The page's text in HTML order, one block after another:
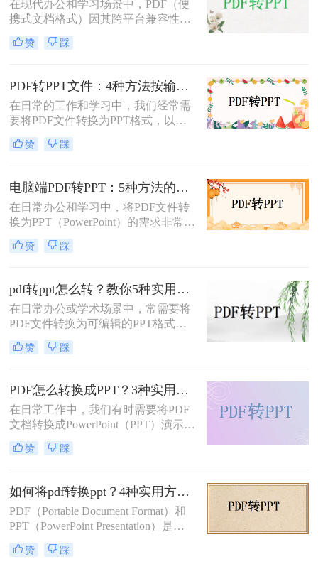
转换成ppt怎么做呢？本文将详细介绍
几种将PDF转换为PPT的方法。
在现代办公和学习场景中，PDF（便
携式文档格式）因其跨平台兼容性和
内容稳定性而广泛使用。然而，在某
些情况下，我们可能需要将PDF文件
以便于编辑、演示或分享。那么PDF
如何转ppt呢？本文将详细介绍几种常
用的PDF转PPT的方法。
赞 踩
PDF转PPT文件：4种方法按输出格式（pptx/ppt）和页数选择!
在日常的工作和学习中，我们经常需
要将PDF文件转换为PPT格式，以便
进行演示或编辑。那么如何将pdf转换
成ppt文件呢？本文将介绍四种常用的
赞 踩
电脑端PDF转PPT：5种方法的安装配置和操作差异！
在日常办公和学习中，将PDF文件转
换为PPT（PowerPoint）的需求非常普
遍。无论是为了制作演示文稿、分享
资料还是教学用途，掌握高效的PDF
脑pdf如何转化为ppt呢？本文将详细
介绍五种将PDF转换成PPT的方法，
帮助您轻松应对各种需求。
赞 踩
pdf转ppt怎么转？教你5种实用的方法！
在日常办公或学术场景中，常需要将
PDF文件转换为可编辑的PPT格式。
那么pdf转ppt怎么转呢？本文整理了5
种主流方法，从工具选择到操作细节
赞 踩
PDF怎么转换成PPT？3种实用方法详解！
在日常工作中，我们有时需要将PDF
文档转换成PowerPoint（PPT）演示文
稿以方便展示或编辑。那么PDF怎么
转换成PPT呢？本文将介绍几种实现
赞 踩
如何将pdf转换ppt？4种实用方法解析！
PDF（Portable Document Format）和
PPT（PowerPoint Presentation）是两
种常见的文件格式，分别用于文档存
储和演示文稿制作。在某些情况下，
赞 踩